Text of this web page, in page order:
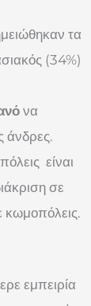
τα
(34%)
να
άνδρες.
είναι
σε
κωμοπόλεις.
εμπειρία